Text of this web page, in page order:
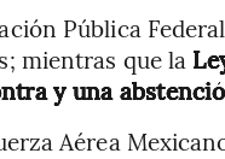
Pública
mientras que la
y una
Aérea